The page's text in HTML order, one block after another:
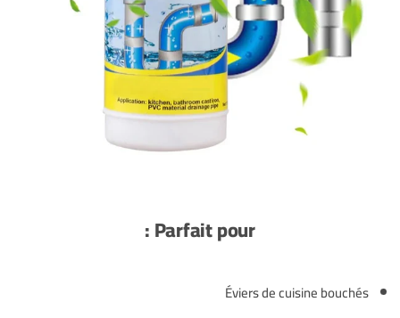
Parfait pour :
Éviers de cuisine bouchés